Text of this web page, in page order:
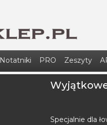
Notatniki PRO Zeszyty
Specjalnie dla